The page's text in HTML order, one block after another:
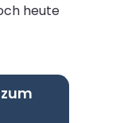
heute